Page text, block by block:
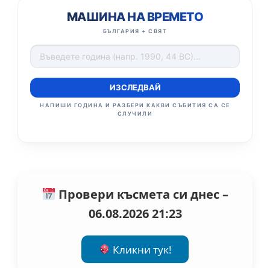
МАШИНА НА ВРЕМЕТО
БЪЛГАРИЯ + СВЯТ
ИЗСЛЕДВАЙ
НАПИШИ ГОДИНА И РАЗБЕРИ КАКВИ СЪБИТИЯ СА СЕ
СЛУЧИЛИ
Провери късмета си днес –
06.08.2026 21:23
Кликни тук!